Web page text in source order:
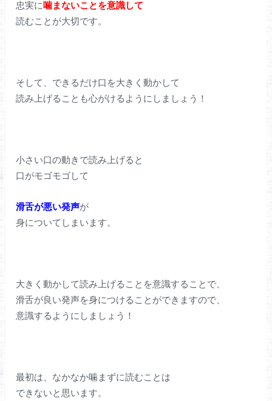
忠実に噛まないことを意識して
読むことが大切です。
そして、できるだけ口を大きく動かして
読み上げることも心がけるようにしましょう！
小さい口の動きで読み上げると
口がモゴモゴして
滑舌が悪い発声が
身についてしまいます。
大きく動かして読み上げることを意識することで、
滑舌が良い発声を身につけることができますので、
意識するようにしましょう！
最初は、なかなか噛まずに読むことは
できないと思います。